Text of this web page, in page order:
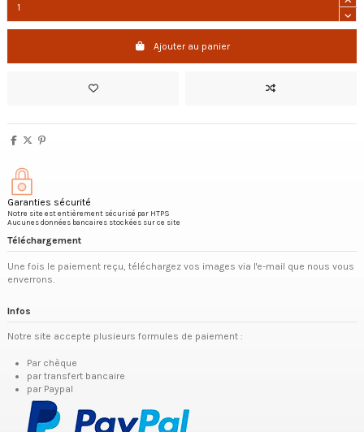
Ajouter au panier
Garanties sécurité
Notre site est entièrement sécurisé par HTPS
Aucunes données bancaires stockées sur ce site
Téléchargement
Une fois le paiement reçu, téléchargez vos images via l'e-mail que nous vous
enverrons.
Infos
Notre site accepte plusieurs formules de paiement :
Par chèque
par transfert bancaire
par Paypal